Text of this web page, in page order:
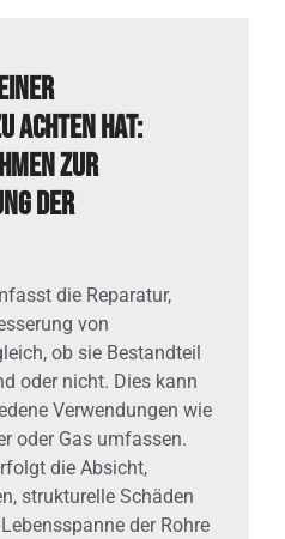
achten hat:
zur
der
die Reparatur,
von
ob sie Bestandteil
oder nicht. Dies kann
Verwendungen wie
oder Gas umfassen.
die Absicht,
strukturelle Schäden
der Rohre